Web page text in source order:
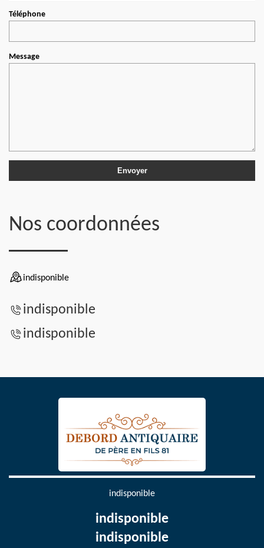
Téléphone
Message
Nos coordonnées
indisponible
indisponible
indisponible
indisponible
indisponible
indisponible